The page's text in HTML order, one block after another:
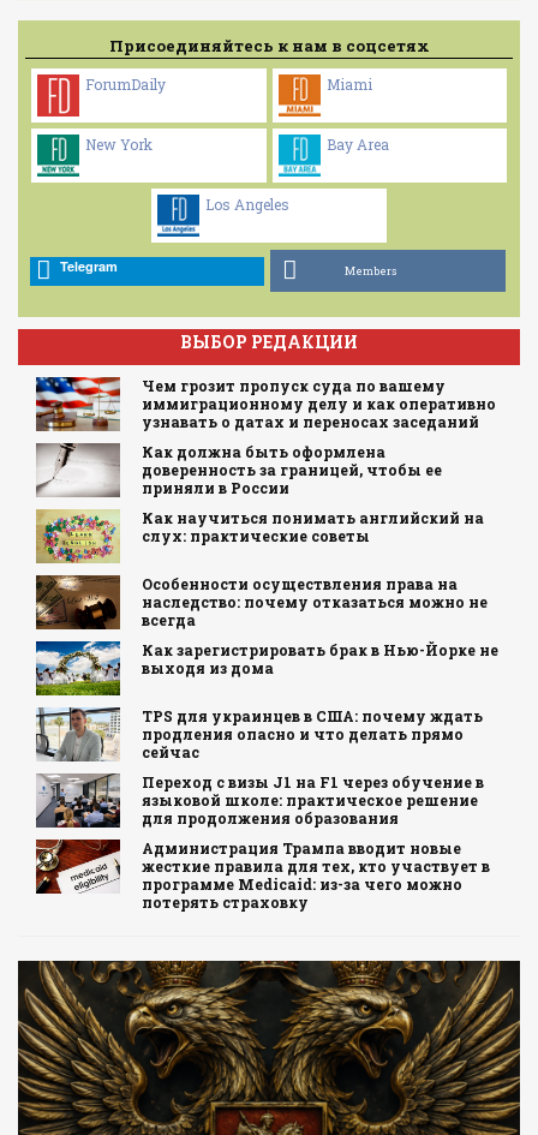
Присоединяйтесь к нам в соцсетях
ForumDaily Miami
New York Bay Area
Los Angeles
Telegram Members
ВЫБОР РЕДАКЦИИ
Чем грозит пропуск суда по вашему
иммиграционному делу и как оперативно
узнавать о датах и переносах заседаний
Как должна быть оформлена
доверенность за границей, чтобы ее
приняли в России
Как научиться понимать английский на
слух: практические советы
Особенности осуществления права на
наследство: почему отказаться можно не
всегда
Как зарегистрировать брак в Нью-Йорке не
выходя из дома
TPS для украинцев в США: почему ждать
продления опасно и что делать прямо
сейчас
Переход с визы J1 на F1 через обучение в
языковой школе: практическое решение
для продолжения образования
Администрация Трампа вводит новые
жесткие правила для тех, кто участвует в
программе Medicaid: из-за чего можно
потерять страховку